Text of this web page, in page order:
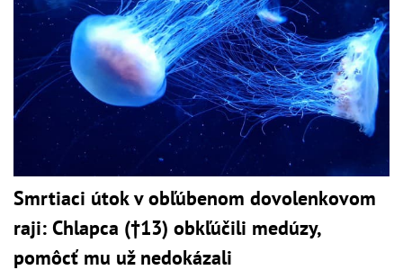
Smrtiaci útok v obľúbenom dovolenkovom
raji: Chlapca (†13) obkľúčili medúzy,
pomôcť mu už nedokázali